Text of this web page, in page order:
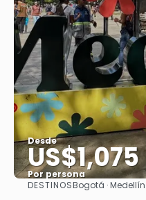
Desde
US$1,075
Por persona
DESTINOSBogotá ·